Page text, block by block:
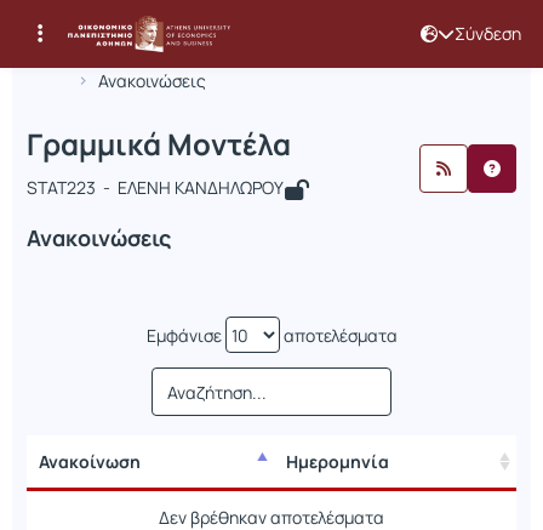
Σύνδεση
Αρχική Σελίδα
Ανακοινώσεις
Μάθημα : Γραμμικά Μοντέλα
Κωδικός : STAT223
Γραμμικά Μοντέλα
STAT223 - ΕΛΕΝΗ ΚΑΝΔΗΛΩΡΟΥ
Ανακοινώσεις
Εμφάνισε αποτελέσματα
Ανακοίνωση
Ημερομηνία
Δεν βρέθηκαν αποτελέσματα